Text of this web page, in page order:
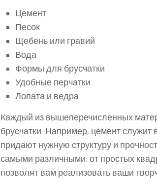
Цемент
Песок
Щебень или гравий
Вода
Формы для брусчатки
Удобные перчатки
Лопата и ведра
Каждый из вышеперечисленных
брусчатки. Например, цемент
придают нужную структуру и
самыми различными: от простых
позволят вам реализовать ваши